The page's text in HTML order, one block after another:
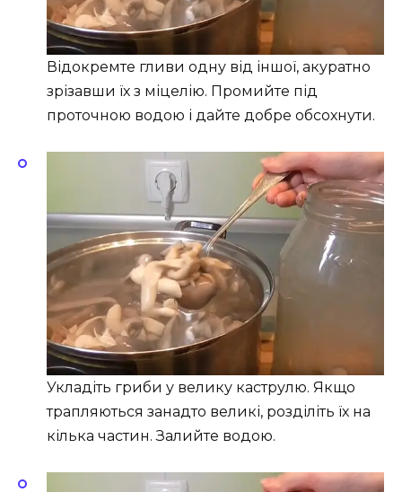
Відокремте гливи одну від іншої, акуратно
зрізавши їх з міцелію. Промийте під
проточною водою і дайте добре обсохнути.
Укладіть гриби у велику каструлю. Якщо
трапляються занадто великі, розділіть їх на
кілька частин. Залийте водою.